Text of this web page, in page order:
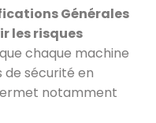
Générales
les risques
chaque machine
sécurité en
notamment